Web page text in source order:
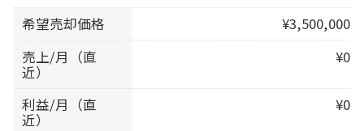
希望売却価格
¥3,500,000
売上/月（直
近）
¥0
利益/月（直
近）
¥0